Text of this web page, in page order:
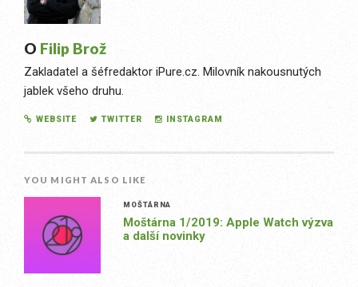
O Filip Brož
Zakladatel a šéfredaktor iPure.cz. Milovník nakousnutých
jablek všeho druhu.
WEBSITE TWITTER INSTAGRAM
YOU MIGHT ALSO LIKE
MOŠTÁRNA
Moštárna 1/2019: Apple Watch výzva
a další novinky